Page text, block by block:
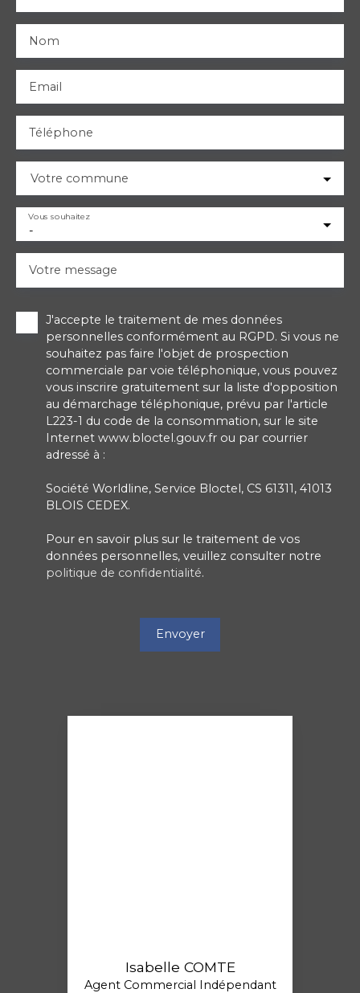
Nom
Email
Téléphone
Votre commune
-
Vous souhaitez
Votre message
J'accepte le traitement de mes données
personnelles conformément au RGPD. Si vous ne
souhaitez pas faire l'objet de prospection
commerciale par voie téléphonique, vous pouvez
vous inscrire gratuitement sur la liste d'opposition
au démarchage téléphonique, prévu par l'article
L223-1 du code de la consommation, sur le site
Internet www.bloctel.gouv.fr ou par courrier
adressé à :
Société Worldline, Service Bloctel, CS 61311, 41013
BLOIS CEDEX.
Pour en savoir plus sur le traitement de vos
données personnelles, veuillez consulter notre
politique de confidentialité.
Envoyer
Isabelle COMTE
Agent Commercial Indépendant